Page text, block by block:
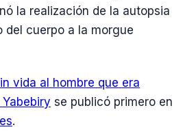
la realización de la autopsia
del cuerpo a la morgue
vida al hombre que era
se publicó primero en
.